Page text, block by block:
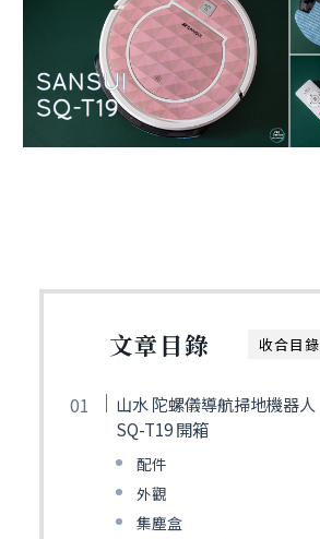
收合目錄
文章目錄
山水 陀螺儀導航掃地機器人
SQ-T19 開箱
配件
外觀
集塵盒